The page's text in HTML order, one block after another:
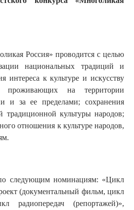
Россия» проводится с целью
национальных традиций и
интереса к культуре и искусству
проживающих на территории
и за ее пределами; сохранения
традиционной культуры народов;
отношения к культуре народов,
следующим номинациям: «Цикл
(документальный фильм, цикл
радиопередач (репортажей)»,